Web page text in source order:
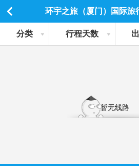
环宇之旅（厦门）国际旅
分类 行程天数
暂无线路